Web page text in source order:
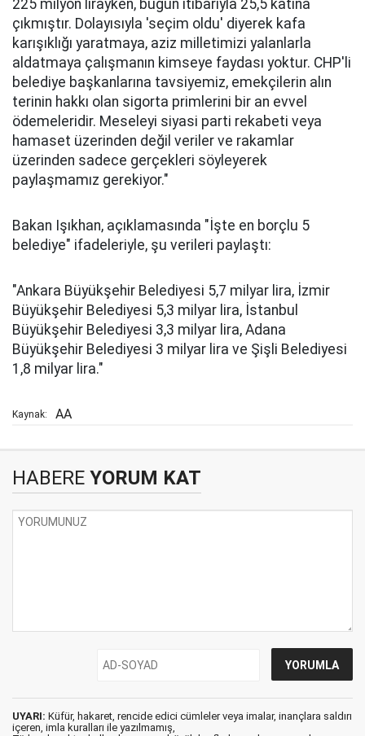
225 milyon lirayken, bugün itibarıyla 25,5 katına
çıkmıştır. Dolayısıyla 'seçim oldu' diyerek kafa
karışıklığı yaratmaya, aziz milletimizi yalanlarla
aldatmaya çalışmanın kimseye faydası yoktur. CHP'li
belediye başkanlarına tavsiyemiz, emekçilerin alın
terinin hakkı olan sigorta primlerini bir an evvel
ödemeleridir. Meseleyi siyasi parti rekabeti veya
hamaset üzerinden değil veriler ve rakamlar
üzerinden sadece gerçekleri söyleyerek
paylaşmamız gerekiyor."
Bakan Işıkhan, açıklamasında "İşte en borçlu 5
belediye" ifadeleriyle, şu verileri paylaştı:
"Ankara Büyükşehir Belediyesi 5,7 milyar lira, İzmir
Büyükşehir Belediyesi 5,3 milyar lira, İstanbul
Büyükşehir Belediyesi 3,3 milyar lira, Adana
Büyükşehir Belediyesi 3 milyar lira ve Şişli Belediyesi
1,8 milyar lira."
Kaynak: AA
HABERE YORUM KAT
UYARI: Küfür, hakaret, rencide edici cümleler veya imalar, inançlara saldırı
içeren, imla kuralları ile yazılmamış,